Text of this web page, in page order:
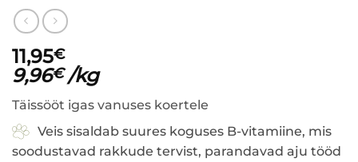
11,95€
9,96€ /kg
Täissööt igas vanuses koertele
Veis sisaldab suures koguses B-vitamiine, mis
soodustavad rakkude tervist, parandavad aju tööd